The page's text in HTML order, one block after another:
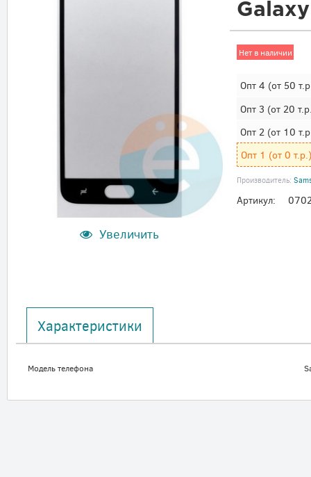
Увеличить
Нет в наличии
Опт 4 (от 50
Опт 3 (от 20
Опт 2(от 10
Опт 1 (от 0 т.р.)
Производитель:
Артикул:
Характеристики
Модель телефона